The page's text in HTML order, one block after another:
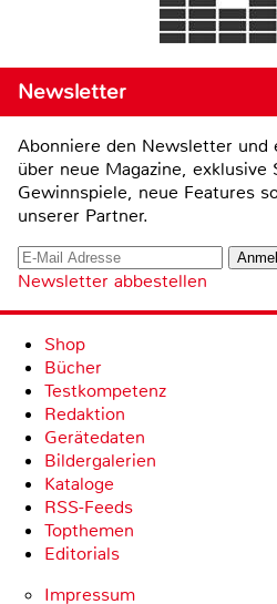
Newsletter
Abonniere den Newsletter und
über neue Magazine, exklusive
Gewinnspiele, neue Features
unserer Partner.
Newsletter abbestellen
Shop
Bücher
Testkompetenz
Redaktion
Gerätedaten
Bildergalerien
Kataloge
RSS-Feeds
Topthemen
Editorials
Impressum